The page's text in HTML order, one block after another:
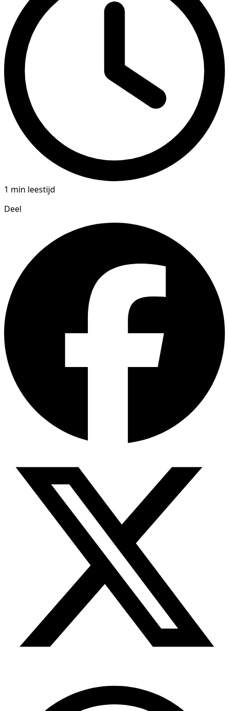
1 min leestijd
Deel